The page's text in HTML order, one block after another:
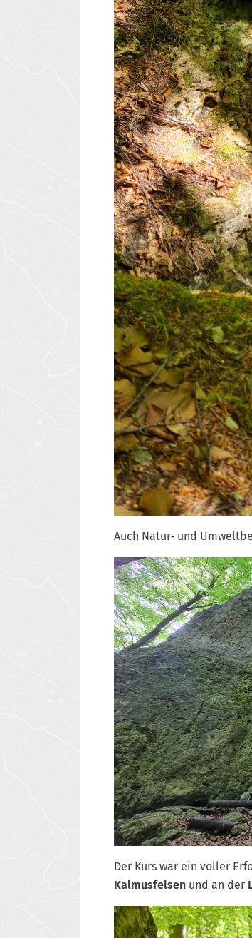
Auch Natur‑ und
Der Kurs war ein voller
Kalmusfelsen und an der